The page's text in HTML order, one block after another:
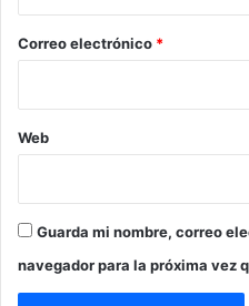
*
Correo electrónico *
Web
Guarda mi nombre, correo
navegador para la próxima vez